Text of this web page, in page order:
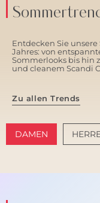
Entdecken Sie
Jahres: von
Sommerlooks bis hin
und cleanem Scandi
Zu allen Trends
DAMEN